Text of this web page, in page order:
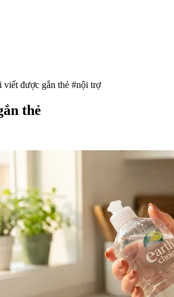
viết được gắn thẻ #nội trợ
thẻ